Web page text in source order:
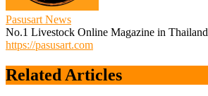
Pasusart News
No.1 Livestock Online Magazine in Thailand
https://pasusart.com
Related Articles